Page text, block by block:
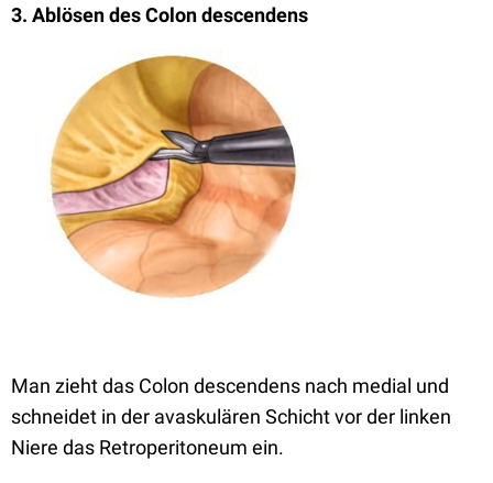
3. Ablösen des Colon descendens
Man zieht das Colon descendens nach medial und
schneidet in der avaskulären Schicht vor der linken
Niere das Retroperitoneum ein.